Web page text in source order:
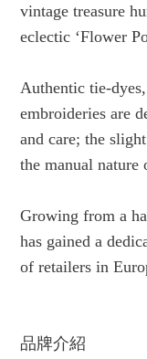
vintage treasure
eclectic ‘Flower
Authentic tie-
embroideries are
and care; the
the manual
Growing from a
has gained a
of retailers in
品牌介紹